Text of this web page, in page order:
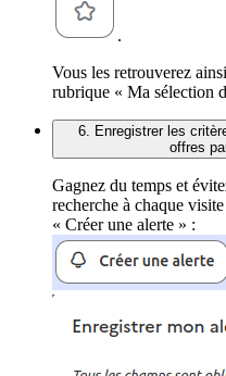
.
Vous les retrouverez
rubrique « Ma sélection
6. Enregistrer les
offres
Gagnez du temps et
recherche à chaque
« Créer une alerte » :